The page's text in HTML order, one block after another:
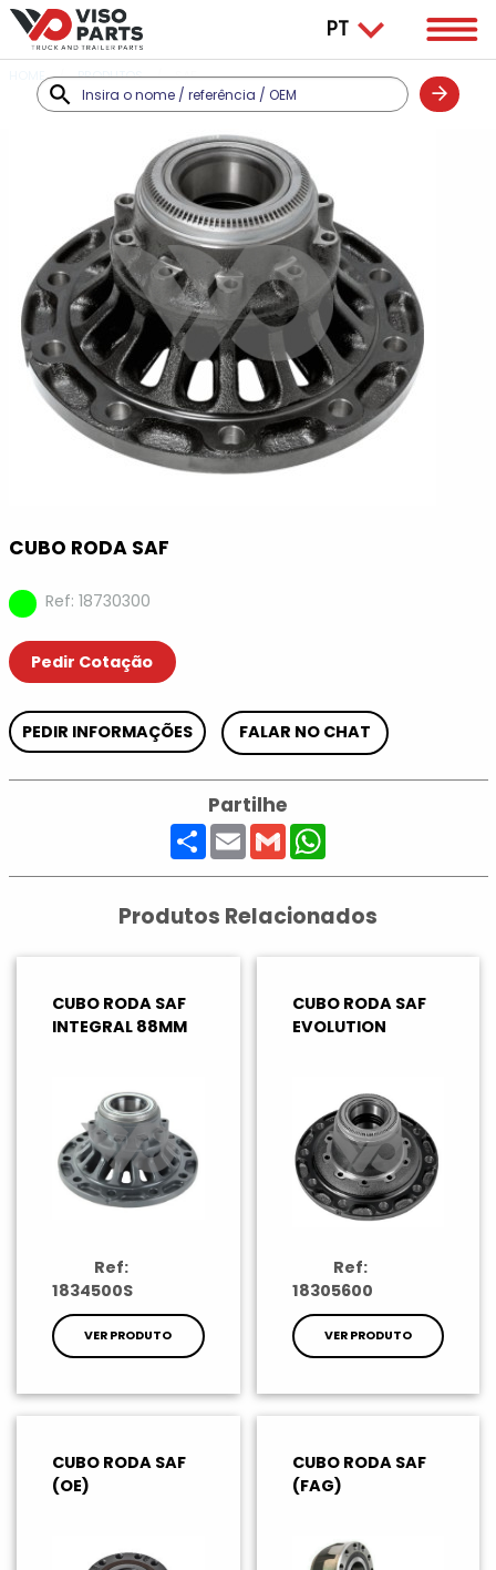
PRODUTOS SAF
CUBO RODA SAF
Ref: 18730300
Pedir Cotação
PEDIR INFORMAÇÕES FALAR NO CHAT
Partilhe
ShareEmailGmail
Produtos Relacionados
CUBO RODA SAF
INTEGRAL 88MM
Ref:
1834500S
VER PRODUTO
CUBO RODA SAF
EVOLUTION
Ref:
18305600
VER PRODUTO
CUBO RODA SAF
(OE)
CUBO RODA SAF
(FAG)